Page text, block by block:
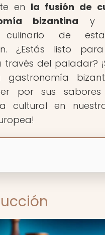
en la fusión de
bizantina y
culinario de
¿Estás listo
través del paladar?
gastronomía
por sus
cultural en